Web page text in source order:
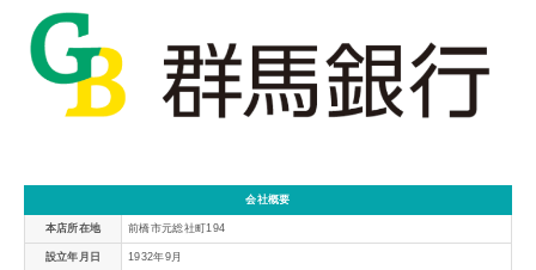
会社概要
本店所在地 前橋市元総社町194
設立年月日 1932年9月